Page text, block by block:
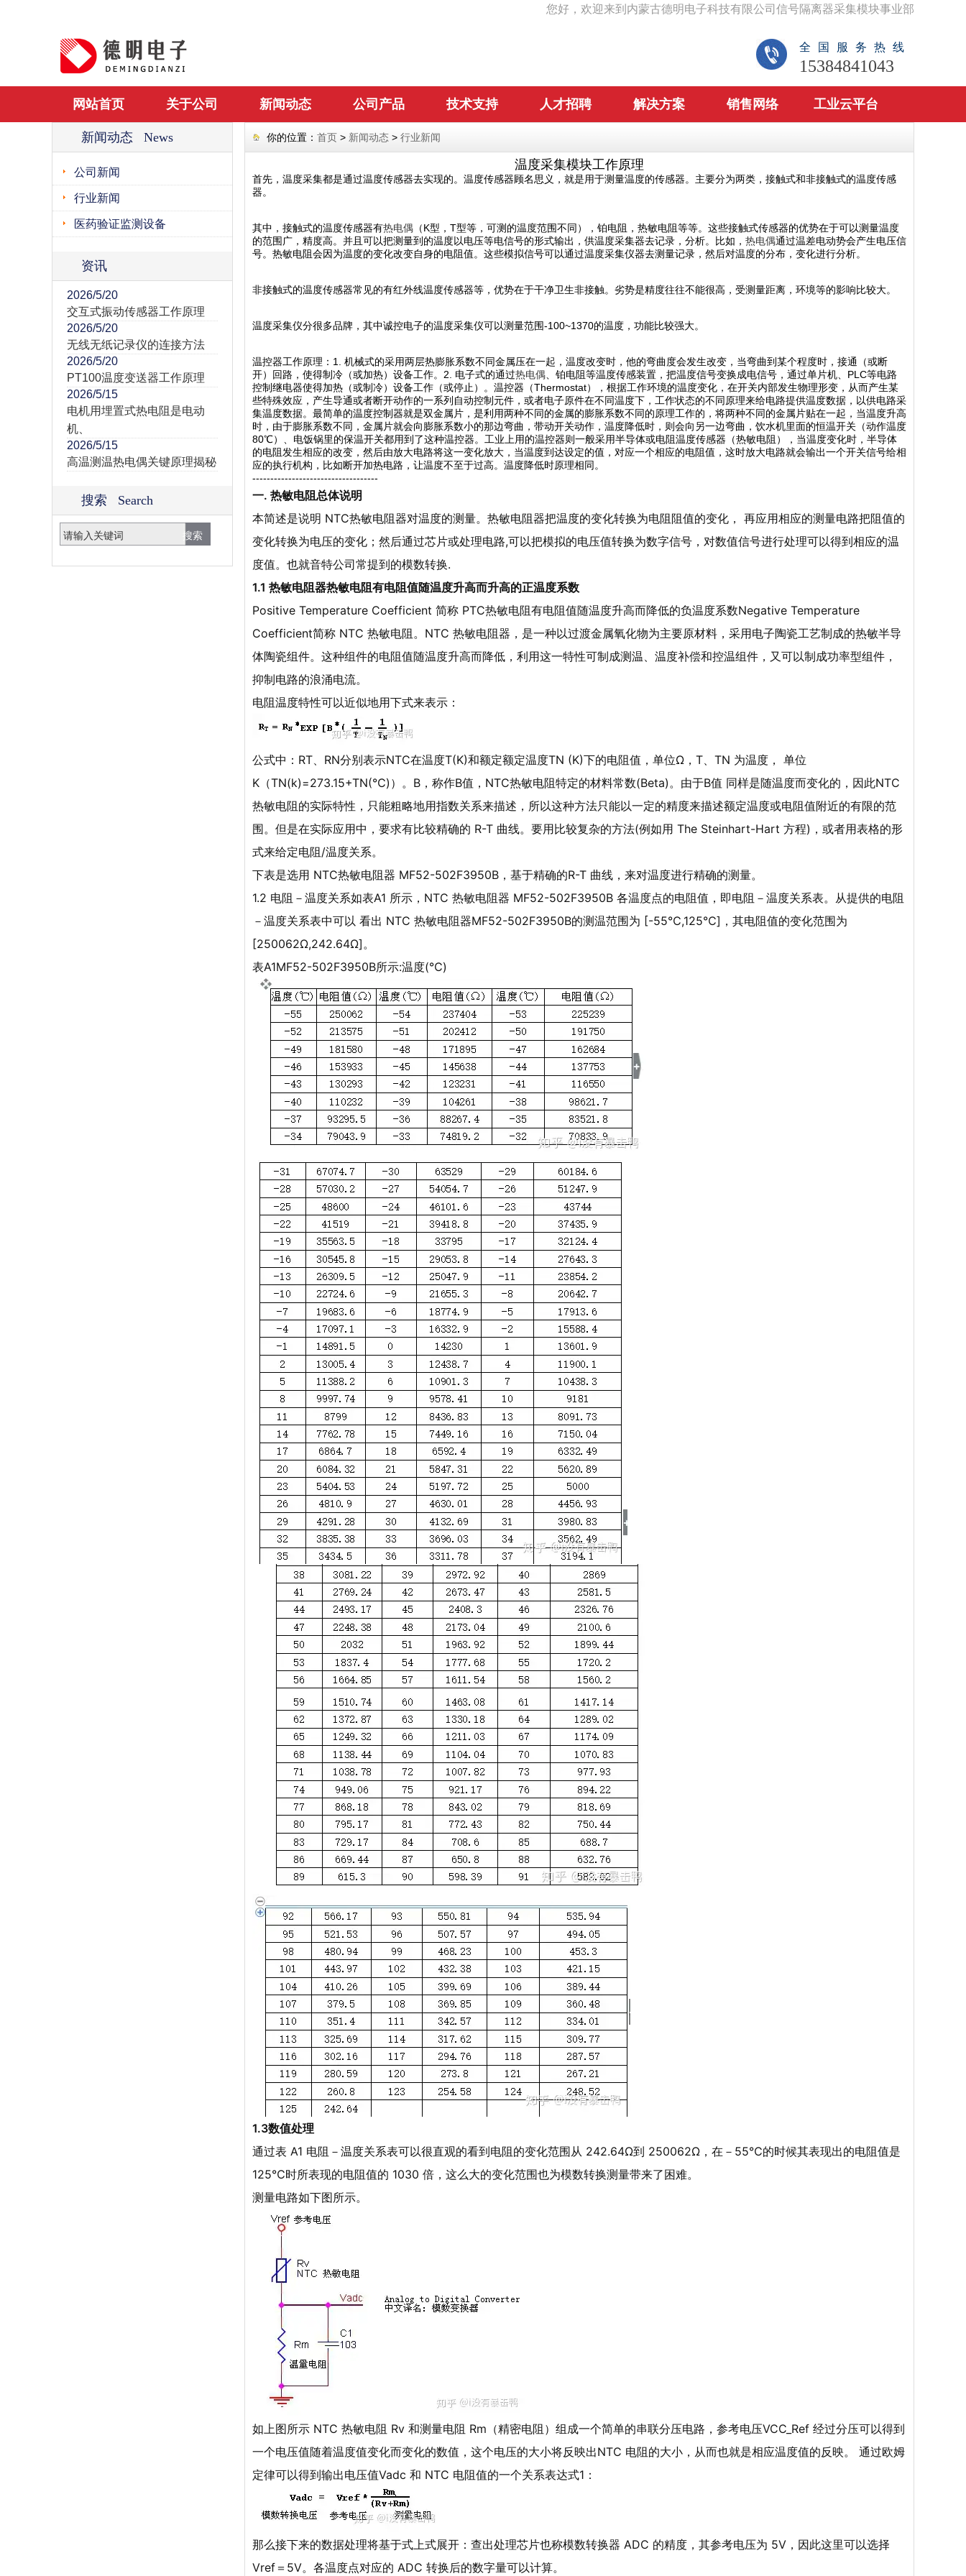
您好，欢迎来到内蒙古德明电子科技有限公司信号隔离器采集模块事业部
全国服务热线
15384841043
网站首页 关于公司 新闻动态 公司产品 技术支持 人才招聘 解决方案 销售网络 工业云平台
新闻动态 News
公司新闻
行业新闻
医药验证监测设备
资讯
2026/5/20
交互式振动传感器工作原理
2026/5/20
无线无纸记录仪的连接方法
2026/5/20
PT100温度变送器工作原理
2026/5/15
电机用埋置式热电阻是电动
机、
2026/5/15
高温测温热电偶关键原理揭秘
搜索 Search
你的位置： 首页 > 新闻动态 > 行业新闻
温度采集模块工作原理
首先，温度采集都是通过温度传感器去实现的。温度传感器顾名思义，就是用于测量温度的传感器。主要分为两类，接触式和非接触式的温度传感
器。
其中，接触式的温度传感器有热电偶 （K型，T型等，可测的温度范围不同），铂电阻，热敏电阻等等。这些接触式传感器的优势在于可以测量温度
的范围广，精度高。并且可以把测量到的温度以电压等电信号的形式输出，供温度采集器去记录，分析。比如， 热电偶通过温差电动势会产生电压信
号。热敏电阻会因为温度的变化改变自身的电阻值。这些模拟信号可以通过温度采集仪器去测量记录，然后对温度的分布，变化进行分析。
非接触式的温度传感器常见的有红外线温度传感器等，优势在于干净卫生非接触。劣势是精度往往不能很高，受测量距离，环境等的影响比较大。
温度采集仪分很多品牌，其中诚控电子的温度采集仪可以测量范围-100~1370的温度，功能比较强大。
温控器工作原理：1. 机械式的采用两层热膨胀系数不同金属压在一起，温度改变时，他的弯曲度会发生改变，当弯曲到某个程度时，接通（或断
开）回路，使得制冷（或加热）设备工作。2. 电子式的通过热电偶 、铂电阻等温度传感装置，把温度信号变换成电信号，通过单片机、PLC等电路
控制继电器使得加热（或制冷）设备工作（或停止）。温控器（Thermostat），根据工作环境的温度变化，在开关内部发生物理形变，从而产生某
些特殊效应，产生导通或者断开动作的一系列自动控制元件，或者电子原件在不同温度下，工作状态的不同原理来给电路提供温度数据，以供电路采
集温度数据。最简单的温度控制器就是双金属片，是利用两种不同的金属的膨胀系数不同的原理工作的，将两种不同的金属片贴在一起，当温度升高
时，由于膨胀系数不同，金属片就会向膨胀系数小的那边弯曲，带动开关动作，温度降低时，则会向另一边弯曲，饮水机里面的恒温开关（动作温度
80℃）、电饭锅里的保温开关都用到了这种温控器。工业上用的温控器则一般采用半导体或电阻温度传感器（热敏电阻），当温度变化时，半导体
的电阻发生相应的改变，然后由放大电路将这一变化放大，当温度到达设定的值，对应一个相应的电阻值，这时放大电路就会输出一个开关信号给相
应的执行机构，比如断开加热电路，让温度不至于过高。温度降低时原理相同。
-----------------------------------
一. 热敏电阻总体说明
本简述是说明 NTC热敏电阻器对温度的测量。热敏电阻器把温度的变化转换为电阻阻值的变化， 再应用相应的测量电路把阻值的
变化转换为电压的变化；然后通过芯片或处理电路,可以把模拟的电压值转换为数字信号，对数值信号进行处理可以得到相应的温
度值。也就音特公司常提到的模数转换.
1.1 热敏电阻器热敏电阻有电阻值随温度升高而升高的正温度系数
Positive Temperature Coefficient 简称 PTC热敏电阻有电阻值随温度升高而降低的负温度系数Negative Temperature
Coefficient简称 NTC 热敏电阻。NTC 热敏电阻器，是一种以过渡金属氧化物为主要原材料，采用电子陶瓷工艺制成的热敏半导
体陶瓷组件。这种组件的电阻值随温度升高而降低，利用这一特性可制成测温、温度补偿和控温组件，又可以制成功率型组件，
抑制电路的浪涌电流。
电阻温度特性可以近似地用下式来表示：
公式中：RT、RN分别表示NTC在温度T(K)和额定额定温度TN (K)下的电阻值，单位Ω，T、TN 为温度， 单位
K（TN(k)=273.15+TN(℃)）。B，称作B值，NTC热敏电阻特定的材料常数(Beta)。由于B值 同样是随温度而变化的，因此NTC
热敏电阻的实际特性，只能粗略地用指数关系来描述，所以这种方法只能以一定的精度来描述额定温度或电阻值附近的有限的范
围。但是在实际应用中，要求有比较精确的 R-T 曲线。要用比较复杂的方法(例如用 The Steinhart-Hart 方程)，或者用表格的形
式来给定电阻/温度关系。
下表是选用 NTC热敏电阻器 MF52-502F3950B，基于精确的R-T 曲线，来对温度进行精确的测量。
1.2 电阻－温度关系如表A1 所示，NTC 热敏电阻器 MF52-502F3950B 各温度点的电阻值，即电阻－温度关系表。从提供的电阻
－温度关系表中可以 看出 NTC 热敏电阻器MF52-502F3950B的测温范围为 [-55℃,125℃]，其电阻值的变化范围为
[250062Ω,242.64Ω]。
表A1MF52-502F3950B所示:温度(℃)
1.3数值处理
通过表 A1 电阻－温度关系表可以很直观的看到电阻的变化范围从 242.64Ω到 250062Ω，在－55℃的时候其表现出的电阻值是
125℃时所表现的电阻值的 1030 倍，这么大的变化范围也为模数转换测量带来了困难。
测量电路如下图所示。
如上图所示 NTC 热敏电阻 Rv 和测量电阻 Rm（精密电阻）组成一个简单的串联分压电路，参考电压VCC_Ref 经过分压可以得到
一个电压值随着温度值变化而变化的数值，这个电压的大小将反映出NTC 电阻的大小，从而也就是相应温度值的反映。 通过欧姆
定律可以得到输出电压值Vadc 和 NTC 电阻值的一个关系表达式1：
那么接下来的数据处理将基于式上式展开：查出处理芯片也称模数转换器 ADC 的精度，其参考电压为 5V，因此这里可以选择
Vref＝5V。各温度点对应的 ADC 转换后的数字量可以计算。